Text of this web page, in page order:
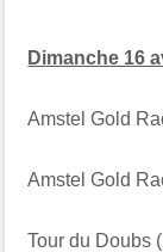
Dimanche 16
Amstel Gold
Amstel Gold
Tour du Doubs